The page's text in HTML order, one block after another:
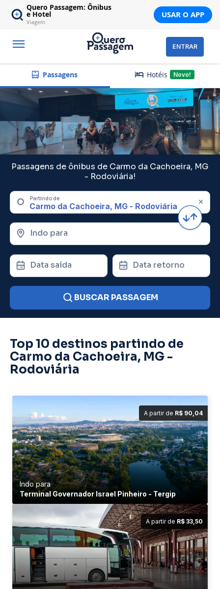
Quero Passagem: Ônibus
e Hotel
Viagem
USAR O APP
ENTRAR
Passagens Hotéis Novo!
Passagens de ônibus de Carmo da Cachoeira, MG
- Rodoviária!
Partindo de
Indo para
Data saída Data retorno
BUSCAR PASSAGEM
Top 10 destinos partindo de
Carmo da Cachoeira, MG -
Rodoviária
A partir de R$ 90,04
Indo para
Terminal Governador Israel Pinheiro - Tergip
A partir de R$ 33,50